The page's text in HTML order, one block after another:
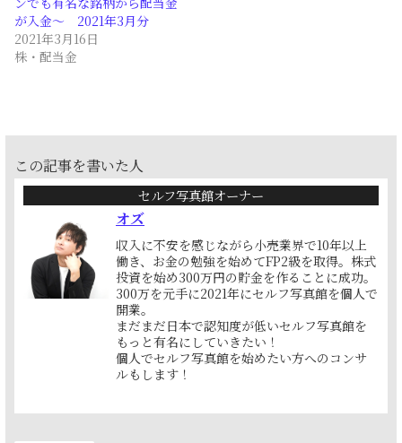
が入金～ 2021年3月分
2021年3月16日
株・配当金
この記事を書いた人
セルフ写真館オーナー
オズ
収入に不安を感じながら小売業界で10年以上
働き、お金の勉強を始めてFP2級を取得。株式
投資を始め300万円の貯金を作ることに成功。
300万を元手に2021年にセルフ写真館を個人で
開業。
まだまだ日本で認知度が低いセルフ写真館を
もっと有名にしていきたい！
個人でセルフ写真館を始めたい方へのコンサ
ルもします！